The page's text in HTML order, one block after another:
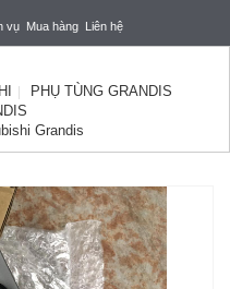
vụ Mua hàng Liên hệ
PHỤ TÙNG GRANDIS
Grandis